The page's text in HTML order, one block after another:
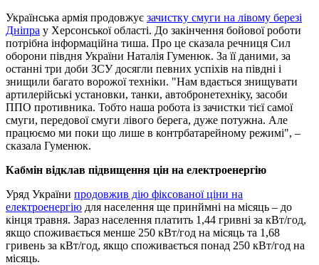
Українська армія продовжує зачистку смуги на лівому березі
Дніпра у Херсонської області. До закінчення бойової роботи
потрібна інформаційна тиша. Про це сказала речниця Сил
оборони півдня України Наталія Гуменюк. За її даними, за
останні три доби ЗСУ досягли певних успіхів на півдні і
знищили багато ворожої техніки. "Нам вдається знищувати
артилерійські установки, танки, автобронетехніку, засоби
ППО противника. Тобто наша робота із зачистки тієї самої
смуги, передової смуги лівого берега, дуже потужна. Але
працюємо ми поки що лише в контрбатарейному режимі", –
сказала Гуменюк.
Кабмін відклав підвищення цін на електроенергію
Уряд України продовжив дію фіксованої ціни на
електроенергію для населення ще принймні на місяць – до
кінця травня. Зараз населення платить 1,44 гривні за кВт/год,
якщо споживається менше 250 кВт/год на місяць та 1,68
гривень за кВт/год, якщо споживається понад 250 кВт/год на
місяць.